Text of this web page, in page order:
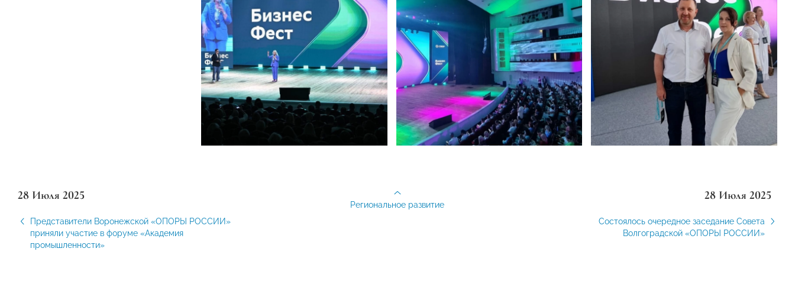
28 Июля 2025
Представители Воронежской «ОПОРЫ РОССИИ»
приняли участие в форуме «Академия
промышленности»
28 Июля 2025
Состоялось очередное заседание Совета
Волгоградской «ОПОРЫ РОССИИ»
Региональное развитие